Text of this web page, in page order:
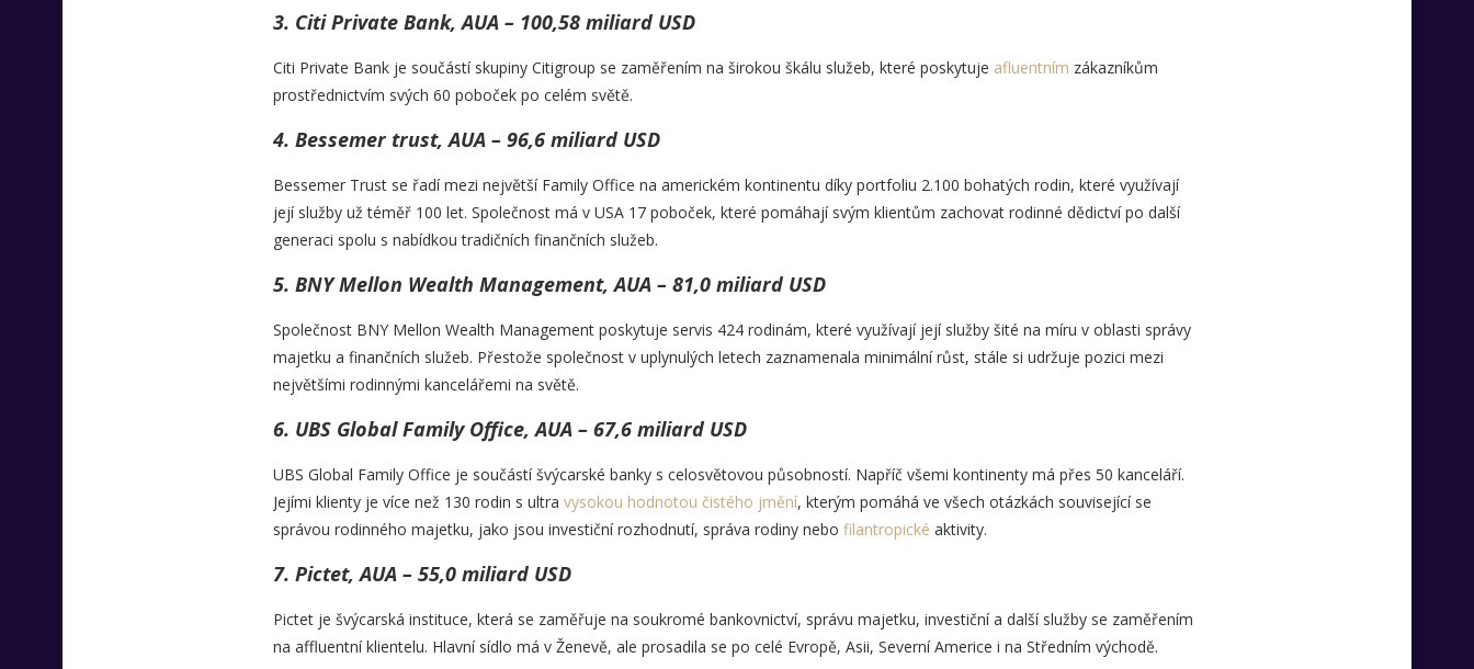
3. Citi Private Bank, AUA – 100,58 miliard USD
Citi Private Bank je součástí skupiny Citigroup se zaměřením na širokou škálu služeb, které poskytuje afluentním zákazníkům
prostřednictvím svých 60 poboček po celém světě.
4. Bessemer trust, AUA – 96,6 miliard USD
Bessemer Trust se řadí mezi největší Family Office na americkém kontinentu díky portfoliu 2.100 bohatých rodin, které využívají
její služby už téměř 100 let. Společnost má v USA 17 poboček, které pomáhají svým klientům zachovat rodinné dědictví po další
generaci spolu s nabídkou tradičních finančních služeb.
5. BNY Mellon Wealth Management, AUA – 81,0 miliard USD
Společnost BNY Mellon Wealth Management poskytuje servis 424 rodinám, které využívají její služby šité na míru v oblasti správy
majetku a finančních služeb. Přestože společnost v uplynulých letech zaznamenala minimální růst, stále si udržuje pozici mezi
největšími rodinnými kancelářemi na světě.
6. UBS Global Family Office, AUA – 67,6 miliard USD
UBS Global Family Office je součástí švýcarské banky s celosvětovou působností. Napříč všemi kontinenty má přes 50 kanceláří.
Jejími klienty je více než 130 rodin s ultra vysokou hodnotou čistého jmění, kterým pomáhá ve všech otázkách související se
správou rodinného majetku, jako jsou investiční rozhodnutí, správa rodiny nebo filantropické aktivity.
7. Pictet, AUA – 55,0 miliard USD
Pictet je švýcarská instituce, která se zaměřuje na soukromé bankovnictví, správu majetku, investiční a další služby se zaměřením
na affluentní klientelu. Hlavní sídlo má v Ženevě, ale prosadila se po celé Evropě, Asii, Severní Americe i na Středním východě.